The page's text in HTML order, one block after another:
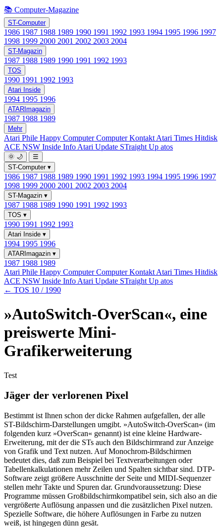
📚 Computer-Magazine
ST-Computer
1986 1987 1988 1989 1990 1991 1992 1993 1994 1995 1996 1997
1998 1999 2000 2001 2002 2003 2004
ST-Magazin
1987 1988 1989 1990 1991 1992 1993
TOS
1990 1991 1992 1993
Atari Inside
1994 1995 1996
ATARImagazin
1987 1988 1989
Mehr
Atari Phile Happy ComputerComputer Kontakt Atari Times Hitdisk
ACE NSW Inside Info Atari Update STraight Up atos
🌞 🌙
☰
ST-Computer ▾
1986 1987 1988 1989 1990 1991 1992 1993 1994 1995 1996 1997
1998 1999 2000 2001 2002 2003 2004
ST-Magazin ▾
1987 1988 1989 1990 1991 1992 1993
TOS ▾
1990 1991 1992 1993
Atari Inside ▾
1994 1995 1996
ATARImagazin ▾
1987 1988 1989
Atari Phile Happy ComputerComputer Kontakt Atari Times Hitdisk
ACE NSW Inside Info Atari Update STraight Up atos
← TOS 10 / 1990
»AutoSwitch-OverScan«, eine
preiswerte Mini-
Grafikerweiterung
Test
Jäger der verlorenen Pixel
Bestimmt ist Ihnen schon der dicke Rahmen aufgefallen, der alle
ST-Bildschirm-Darstellungen umgibt. »AutoSwitch-OverScan« (im
folgenden kurz »OverScan« genannt) ist eine kleine Hardware-
Erweiterung, mit der die STs auch den Bildschirmrand zur Anzeige
von Grafik und Text nutzen. Auf Monochrom-Bildschirmen
bedeutet dies, daß zum Beispiel bei Textverarbeitungen oder
Tabellenkalkulationen mehr Zeilen und Spalten sichtbar sind. DTP-
Software zeigt größere Ausschnitte der Seite und MIDI-Sequenzer
stellen mehr Takte und Spuren dar. Grundvoraussetzung: Diese
Programme müssen Großbildschirmkompatibel sein, sich also an die
vergrößerte Auflösung anpassen und die zusätzlichen Pixel nutzen.
Spezielle Software, die höhere Auflösungen in Farbe zu nutzen
weiß, ist hingegen dünn gesät.